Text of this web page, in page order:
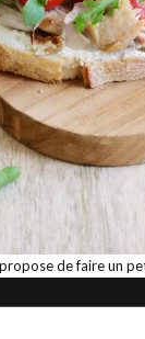
de faire un